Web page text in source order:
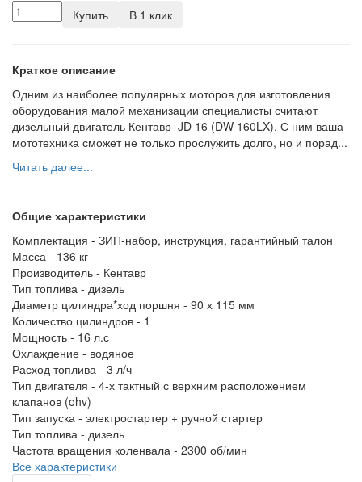
Купить В 1 клик
Краткое описание
Одним из наиболее популярных моторов для изготовления
оборудования малой механизации специалисты считают
дизельный двигатель Кентавр JD 16 (DW 160LX). С ним ваша
мототехника сможет не только прослужить долго, но и порад...
Читать далее...
Общие характеристики
Комплектация - ЗИП-набор, инструкция, гарантийный талон
Масса - 136 кг
Производитель - Кентавр
Тип топлива - дизель
Диаметр цилиндра*ход поршня - 90 х 115 мм
Количество цилиндров - 1
Мощность - 16 л.с
Охлаждение - водяное
Расход топлива - 3 л/ч
Тип двигателя - 4-х тактный с верхним расположением
клапанов (ohv)
Тип запуска - электростартер + ручной стартер
Тип топлива - дизель
Частота вращения коленвала - 2300 об/мин
Все характеристики